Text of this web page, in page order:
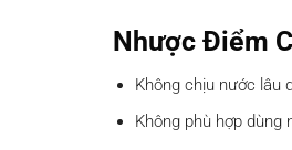
Nhược Điểm
Không chịu nước lâu
Không phù hợp dùng